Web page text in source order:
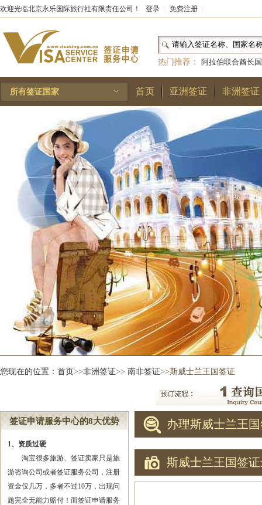
欢迎光临北京永乐国际旅行社有限责任公司！ 登录 免费注册
热门推荐：
阿拉伯联合酋长国
和国|布基纳法索|巴勒斯坦
林王国|安道尔公国|
所有签证国家 首页 亚洲签证 非洲签证
您现在的位置： 首页>>非洲签证>> 南非签证>>斯威士兰王国签证
签证申请服务中心的8大优势
1、资质过硬
淘宝很多旅游、签证卖家只是旅
游咨询公司或者签证服务公司，注册
资金仅几万，多者不过10万，出现问
题完全无能力赔付！而签证申请服务
办理斯威士兰王
斯威士兰王国签